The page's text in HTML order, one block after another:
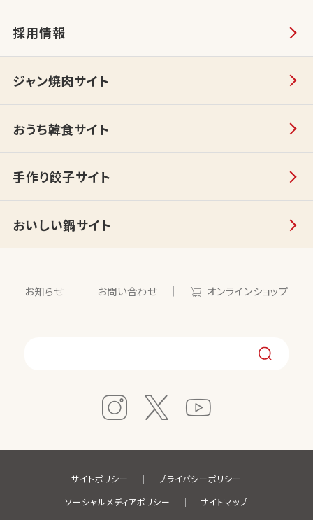
採用情報
ジャン焼肉サイト
おうち韓食サイト
手作り餃子サイト
おいしい鍋サイト
お知らせ お問い合わせ オンラインショップ
サイトポリシー
プライバシーポリシー
ソーシャルメディアポリシー
サイトマップ